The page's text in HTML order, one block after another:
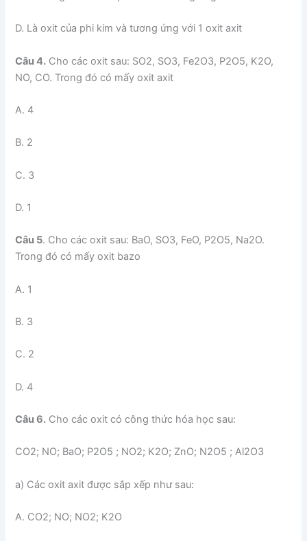
D. Là oxit của phi kim và tương ứng với 1 oxit axit
Câu 4. Cho các oxit sau: SO2, SO3, Fe2O3, P2O5, K2O,
NO, CO. Trong đó có mấy oxit axit
A. 4
B. 2
C. 3
D. 1
Câu 5. Cho các oxit sau: BaO, SO3, FeO, P2O5, Na2O.
Trong đó có mấy oxit bazo
A. 1
B. 3
C. 2
D. 4
Câu 6. Cho các oxit có công thức hóa học sau:
CO2; NO; BaO; P2O5 ; NO2; K2O; ZnO; N2O5 ; Al2O3
a) Các oxit axit được sắp xếp như sau:
A. CO2; NO; NO2; K2O